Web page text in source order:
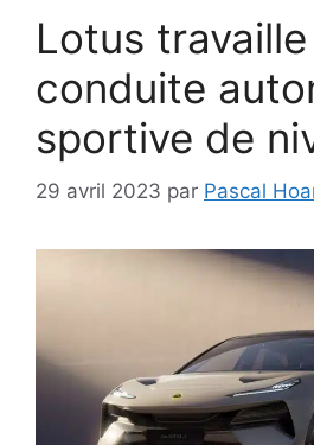
Lotus
conduite
sportive de
29 avril 2023 par Pascal